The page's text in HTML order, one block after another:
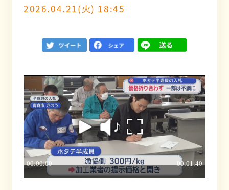
2026.04.21(火) 18:45